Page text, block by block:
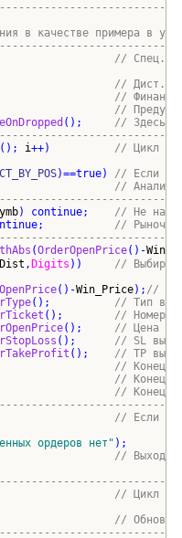
в качестве примера в
//
// Дист.
// Финанс.
//
() ; // Здесь
() ; i++)
// Цикл
)==true)
// Если
// Анализ
) continue; // Не наш
; //
(OrderOpenPrice() -
Dist , Digits ))
//
() -Win_Price) ; //
() ; // Тип
() ; // Номер
() ; // Цена
() ; // SL
() ; // TP
// Конец
// Конец
// Конец
// Если
ордеров нет " ) ;
// Выход
// Цикл
// Обновим